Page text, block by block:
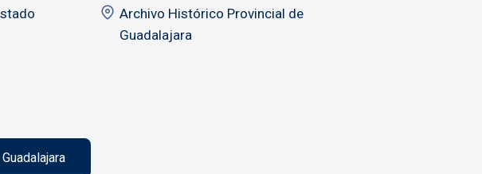
Archivo Histórico Provincial de
Guadalajara